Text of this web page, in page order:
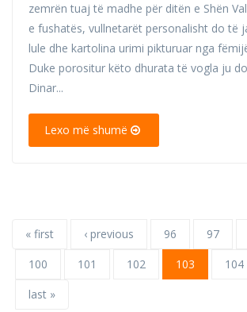
zemrën tuaj të madhe për ditën e Shën
e fushatës, vullnetarët personalisht do të
lule dhe kartolina urimi pikturuar nga
Duke porositur këto dhurata të vogla ju
Dinar...
Lexo më shumë
« first ‹ previous 96 97
100
101 102 103 104
last »